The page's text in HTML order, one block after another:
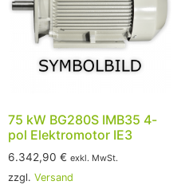
75 kW BG280S IMB35 4-
pol Elektromotor IE3
6.342,90 € exkl. MwSt.
zzgl. Versand